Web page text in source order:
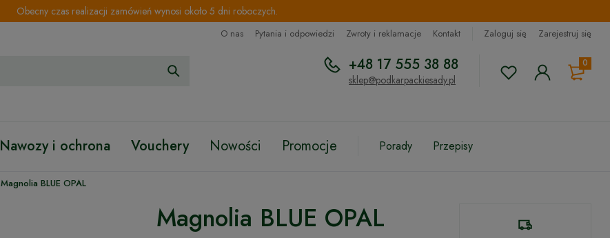
Obecny czas realizacji zamówień wynosi około 5 dni roboczych.
O nas Pytania i odpowiedzi Zwroty i reklamacje Kontakt Zaloguj się Zarejestruj się
0
+48 17 555 38 88
sklep@podkarpackiesady.pl
Nawozy i ochrona Vouchery Nowości Promocje Porady Przepisy
Magnolia BLUE OPAL
Magnolia BLUE OPAL